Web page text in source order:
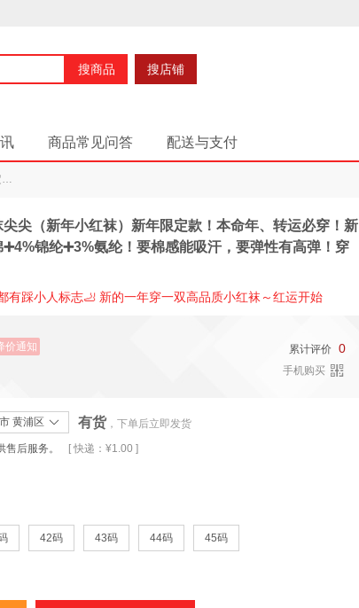
搜商品 搜店铺
商品常见问答 配送与支付
【周三闪购】男士款！袜尖尖（新年小红袜）新年限定款！本命年、转运必穿！新的一年红红火火！93%棉➕4%锦纶➕3%氨纶！要棉感能吸汗，要弹性有高弹！穿着超舒适！
尖尖（新年小红袜）新年限定款！本命年、转运必穿！新
锦纶➕3%氨纶！要棉感能吸汗，要弹性有高弹！穿
有踩小人标志🦶 新的一年穿一双高品质小红袜～红运开始
价通知 累计评价 0
手机购买
黄浦区 有货 ，下单后立即发货
售后服务。 [ 快递：¥1.00 ]
42码 43码 44码 45码